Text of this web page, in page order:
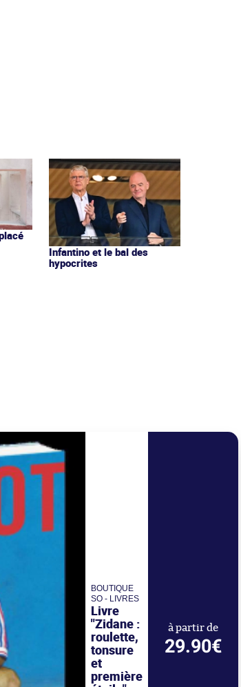
Infantino et le bal des
hypocrites
BOUTIQUE
SO - LIVRES
Livre
"Zidane :
roulette,
tonsure
et
première
à partir de
29.90€